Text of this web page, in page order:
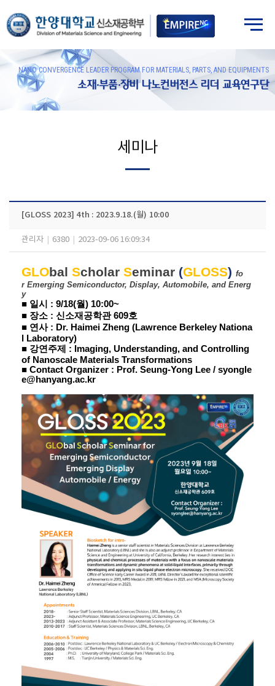
NANO CONVERGENCE LEADER PROGRAM FOR MATERIALS, PARTS, AND EQUIPMENTS
소재·부품·장비 나노컨버전스 리더 교육연구단
세미나
[GLOSS 2023] 4th : 2023.9.18.(월) 10:00
관리자 6380 2023-09-06 16:09:34
GLObal Scholar Seminar (GLOSS) fo
r Emerging Semiconductor, Display, Automobile, and Energ
y
■ 일시 : 9/18(월) 10:00~
■ 장소 : 신소재공학관 609호
■ 연사 : Dr. Haimei Zheng (Lawrence Berkeley Nationa
l Laboratory)
■ 강연주제 : Imaging, Understanding, and Controlling
of Nanoscale Materials Transformations
■ Contact Organizer : Prof. Seung-Yong Lee / syongle
e@hanyang.ac.kr